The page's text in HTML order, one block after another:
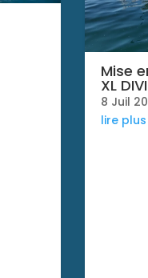
Mise
XL
8 Juil
lire plus